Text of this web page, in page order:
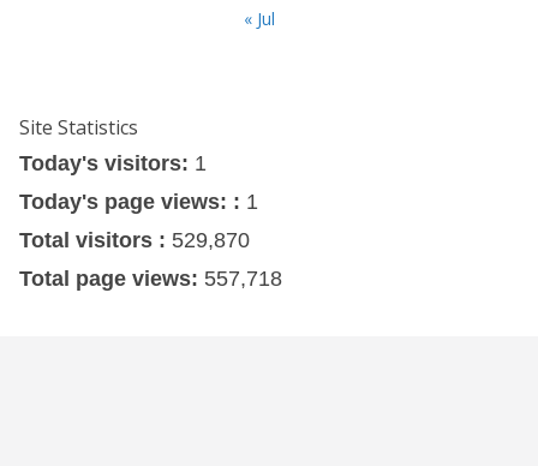
« Jul
Site Statistics
Today's visitors: 1
Today's page views: : 1
Total visitors : 529,870
Total page views: 557,718